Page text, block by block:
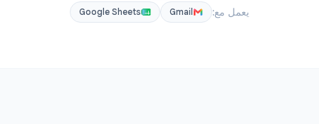
يعمل مع: Gmail
Google Sheets